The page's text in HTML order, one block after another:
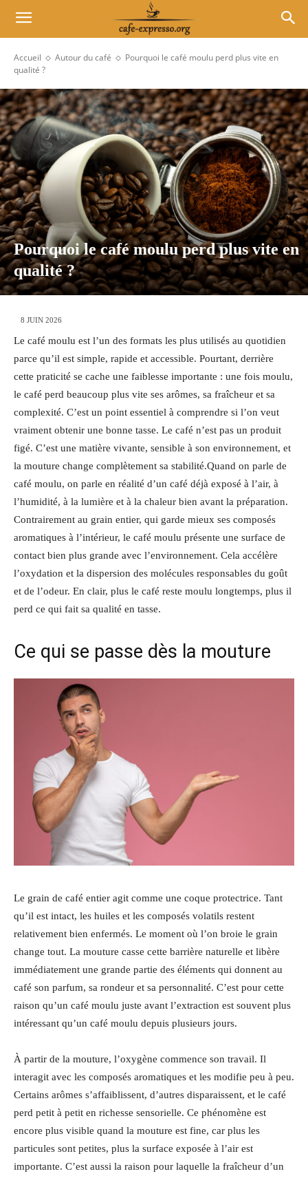
Accueil Autour du café
Pourquoi le café moulu perd plus vite en
qualité ?
Pourquoi le café moulu perd plus vite en
qualité ?
8 JUIN 2026
Le café moulu est l’un des formats les plus utilisés au quotidien
parce qu’il est simple, rapide et accessible. Pourtant, derrière
cette praticité se cache une faiblesse importante : une fois moulu,
le café perd beaucoup plus vite ses arômes, sa fraîcheur et sa
complexité. C’est un point essentiel à comprendre si l’on veut
vraiment obtenir une bonne tasse. Le café n’est pas un produit
figé. C’est une matière vivante, sensible à son environnement, et
la mouture change complètement sa stabilité.Quand on parle de
café moulu, on parle en réalité d’un café déjà exposé à l’air, à
l’humidité, à la lumière et à la chaleur bien avant la préparation.
Contrairement au grain entier, qui garde mieux ses composés
aromatiques à l’intérieur, le café moulu présente une surface de
contact bien plus grande avec l’environnement. Cela accélère
l’oxydation et la dispersion des molécules responsables du goût
et de l’odeur. En clair, plus le café reste moulu longtemps, plus il
perd ce qui fait sa qualité en tasse.
Ce qui se passe dès la mouture
Le grain de café entier agit comme une coque protectrice. Tant
qu’il est intact, les huiles et les composés volatils restent
relativement bien enfermés. Le moment où l’on broie le grain
change tout. La mouture casse cette barrière naturelle et libère
immédiatement une grande partie des éléments qui donnent au
café son parfum, sa rondeur et sa personnalité. C’est pour cette
raison qu’un café moulu juste avant l’extraction est souvent plus
intéressant qu’un café moulu depuis plusieurs jours.
À partir de la mouture, l’oxygène commence son travail. Il
interagit avec les composés aromatiques et les modifie peu à peu.
Certains arômes s’affaiblissent, d’autres disparaissent, et le café
perd petit à petit en richesse sensorielle. Ce phénomène est
encore plus visible quand la mouture est fine, car plus les
particules sont petites, plus la surface exposée à l’air est
importante. C’est aussi la raison pour laquelle la fraîcheur d’un